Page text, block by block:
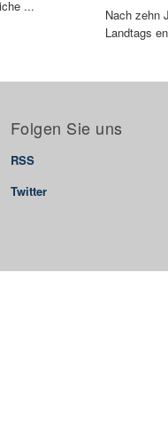
...
Nach zehn
Landtags
Folgen Sie uns
RSS
Twitter